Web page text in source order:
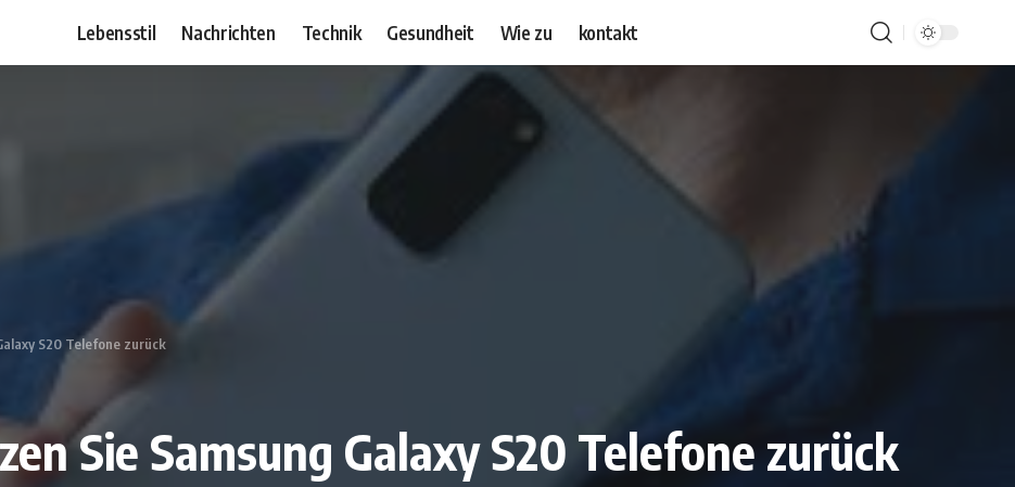
Lebensstil Nachrichten Technik Gesundheit Wie zu kontakt
S20 Telefone zurück
Sie Samsung Galaxy S20 Telefone zurück